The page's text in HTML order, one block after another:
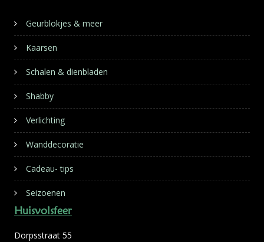
Geurblokjes & meer
Kaarsen
Schalen & dienbladen
Shabby
Verlichting
Wanddecoratie
Cadeau- tips
Seizoenen
Huisvolsfeer
Dorpsstraat 55